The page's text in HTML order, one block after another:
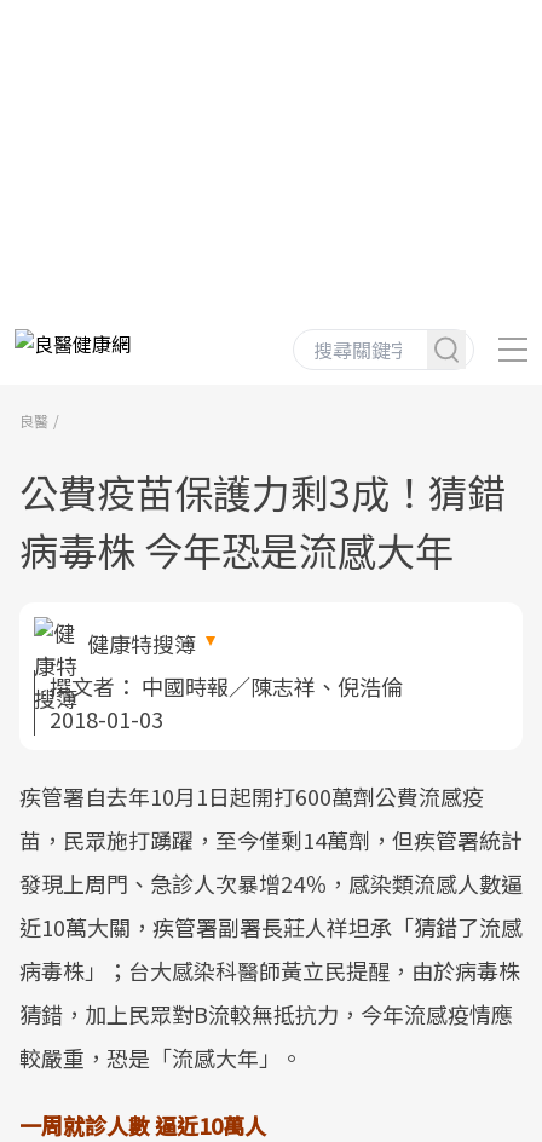
良醫
公費疫苗保護力剩3成！猜錯
病毒株 今年恐是流感大年
健康特搜簿
撰文者： 中國時報／陳志祥、倪浩倫
2018-01-03
疾管署自去年10月1日起開打600萬劑公費流感疫
苗，民眾施打踴躍，至今僅剩14萬劑，但疾管署統計
發現上周門、急診人次暴增24％，感染類流感人數逼
近10萬大關，疾管署副署長莊人祥坦承「猜錯了流感
病毒株」；台大感染科醫師黃立民提醒，由於病毒株
猜錯，加上民眾對B流較無抵抗力，今年流感疫情應
較嚴重，恐是「流感大年」。
一周就診人數 逼近10萬人